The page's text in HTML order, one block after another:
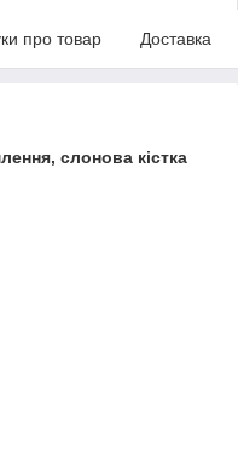
про товар Доставка
слонова кістка